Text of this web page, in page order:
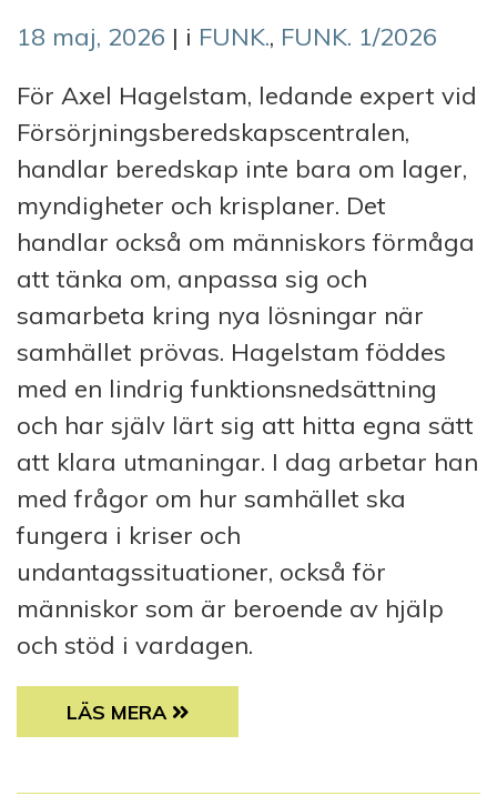
18 maj, 2026 | i FUNK., FUNK. 1/2026
För Axel Hagelstam, ledande expert vid
Försörjningsberedskapscentralen,
handlar beredskap inte bara om lager,
myndigheter och krisplaner. Det
handlar också om människors förmåga
att tänka om, anpassa sig och
samarbeta kring nya lösningar när
samhället prövas. Hagelstam föddes
med en lindrig funktionsnedsättning
och har själv lärt sig att hitta egna sätt
att klara utmaningar. I dag arbetar han
med frågor om hur samhället ska
fungera i kriser och
undantagssituationer, också för
människor som är beroende av hjälp
och stöd i vardagen.
AXEL HAGELSTAM: BEREDSKAP BÖRJAR
LÄS MERA